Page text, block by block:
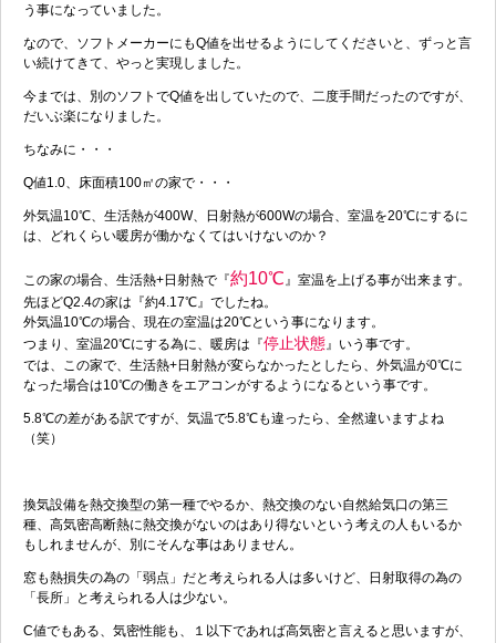
う事になっていました。
なので、ソフトメーカーにもQ値を出せるようにしてくださいと、ずっと言
い続けてきて、やっと実現しました。
今までは、別のソフトでQ値を出していたので、二度手間だったのですが、
だいぶ楽になりました。
ちなみに・・・
Q値1.0、床面積100㎡の家で・・・
外気温10℃、生活熱が400W、日射熱が600Wの場合、室温を20℃にするに
は、どれくらい暖房が働かなくてはいけないのか？
この家の場合、生活熱+日射熱で『約10℃ 』室温を上げる事が出来ます。
先ほどQ2.4の家は『約4.17℃』でしたね。
外気温10℃の場合、現在の室温は20℃という事になります。
つまり、室温20℃にする為に、暖房は『停止状態 』いう事です。
では、この家で、生活熱+日射熱が変らなかったとしたら、外気温が0℃に
なった場合は10℃の働きをエアコンがするようになるという事です。
5.8℃の差がある訳ですが、気温で5.8℃も違ったら、全然違いますよね
（笑）
換気設備を熱交換型の第一種でやるか、熱交換のない自然給気口の第三
種、高気密高断熱に熱交換がないのはあり得ないという考えの人もいるか
もしれませんが、別にそんな事はありません。
窓も熱損失の為の「弱点」だと考えられる人は多いけど、日射取得の為の
「長所」と考えられる人は少ない。
C値でもある、気密性能も、１以下であれば高気密と言えると思いますが、